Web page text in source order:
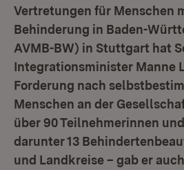
Vertretungen für Menschen
Behinderung in Baden-
AVMB-BW) in Stuttgart hat
Integrationsminister Manne
Forderung nach
Menschen an der
über 90 Teilnehmerinnen
darunter 13
und Landkreise – gab er